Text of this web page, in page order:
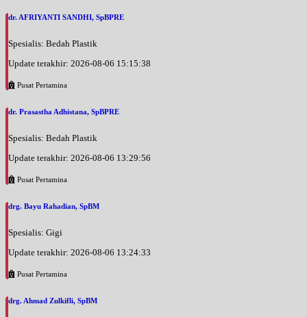
dr. AFRIYANTI SANDHI, SpBPRE
Spesialis: Bedah Plastik
Update terakhir: 2026-08-06 15:15:38
Pusat Pertamina
dr. Prasastha Adhistana, SpBPRE
Spesialis: Bedah Plastik
Update terakhir: 2026-08-06 13:29:56
Pusat Pertamina
drg. Bayu Rahadian, SpBM
Spesialis: Gigi
Update terakhir: 2026-08-06 13:24:33
Pusat Pertamina
drg. Ahmad Zulkifli, SpBM